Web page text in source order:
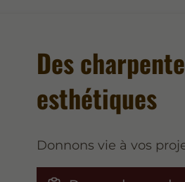
Des
esthétiques
Donnons vie à vos